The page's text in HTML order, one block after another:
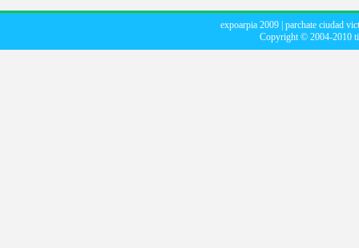
expoarpia 2009| parchate ciudad
Copyright © 2004-2010